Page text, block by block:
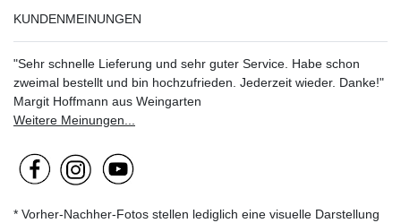
KUNDENMEINUNGEN
"Sehr schnelle Lieferung und sehr guter Service. Habe schon
zweimal bestellt und bin hochzufrieden. Jederzeit wieder. Danke!"
Margit Hoffmann aus Weingarten
Weitere Meinungen...
* Vorher-Nachher-Fotos stellen lediglich eine visuelle Darstellung